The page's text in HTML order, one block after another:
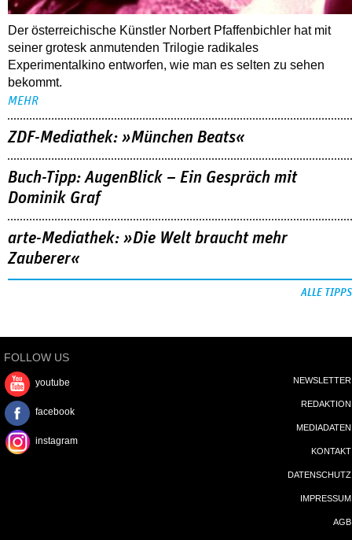
Der österreichische Künstler Norbert Pfaffenbichler hat mit
seiner grotesk anmutenden Trilogie radikales
Experimentalkino entworfen, wie man es selten zu sehen
bekommt.
MEHR
ZDF-Mediathek: »München Beats«
Buch-Tipp: AugenBlick – Ein Gespräch mit
Dominik Graf
arte-Mediathek: »Die Welt braucht mehr
Zauberer«
ALLE TIPPS
FOLLOW US
youtube
facebook
instagram
NEWSLETTER
REDAKTION
MEDIADATEN
KONTAKT
DATENSCHUTZ
IMPRESSUM
AGB